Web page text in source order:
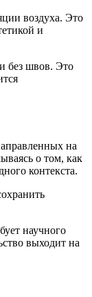
воздуха. Это
и
без швов. Это
на
о том, как
контекста.
научного
выходит на